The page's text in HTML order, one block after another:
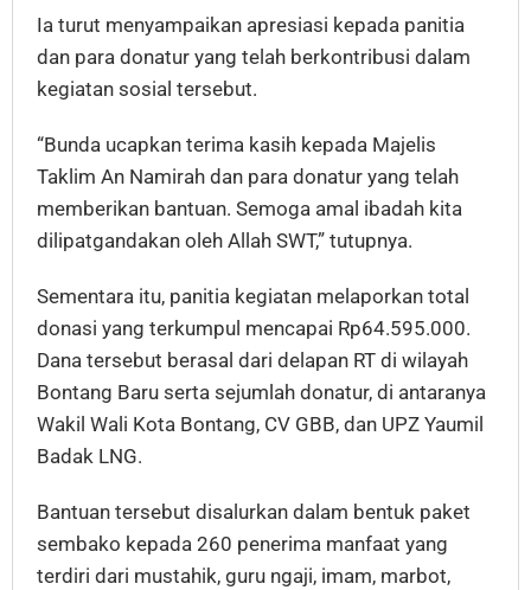
Ia turut menyampaikan apresiasi kepada panitia
dan para donatur yang telah berkontribusi dalam
kegiatan sosial tersebut.
“Bunda ucapkan terima kasih kepada Majelis
Taklim An Namirah dan para donatur yang telah
memberikan bantuan. Semoga amal ibadah kita
dilipatgandakan oleh Allah SWT,” tutupnya.
Sementara itu, panitia kegiatan melaporkan total
donasi yang terkumpul mencapai Rp64.595.000.
Dana tersebut berasal dari delapan RT di wilayah
Bontang Baru serta sejumlah donatur, di antaranya
Wakil Wali Kota Bontang, CV GBB, dan UPZ Yaumil
Badak LNG.
Bantuan tersebut disalurkan dalam bentuk paket
sembako kepada 260 penerima manfaat yang
terdiri dari mustahik, guru ngaji, imam, marbot,